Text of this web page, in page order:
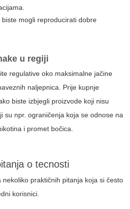
mogli reproducirati dobre
u regiji
regulative oko maksimalne jačine
naljepnica. Prije kupnje
biste izbjegli proizvode koji nisu
su npr. ograničenja koja se odnose na
i promet bočica.
o tecnosti
praktičnih pitanja koja si često
korisnici.